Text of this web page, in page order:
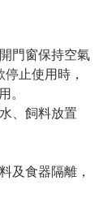
門窗保持空氣
止使用時，
。
、飼料放置
及食器隔離，